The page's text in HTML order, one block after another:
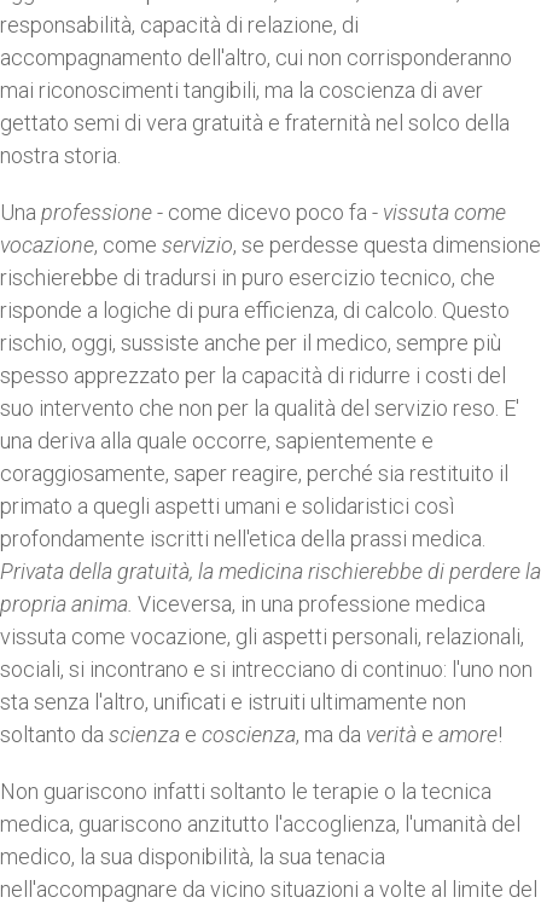
responsabilità, capacità di relazione, di
accompagnamento dell'altro, cui non corrisponderanno
mai riconoscimenti tangibili, ma la coscienza di aver
gettato semi di vera gratuità e fraternità nel solco della
nostra storia.
Una professione- come dicevo poco fa - vissutacome
vocazione, come servizio, se perdesse questa dimensione
rischierebbe di tradursi in puro esercizio tecnico, che
risponde a logiche di pura efficienza, di calcolo. Questo
rischio, oggi, sussiste anche per il medico, sempre più
spesso apprezzato per la capacità di ridurre i costi del
suo intervento che non per la qualità del servizio reso. E'
una deriva alla quale occorre, sapientemente e
coraggiosamente, saper reagire, perché sia restituito il
primato a quegli aspetti umani e solidaristici così
profondamente iscritti nell'etica della prassi medica.
Privata della gratuità, la medicina rischierebbe di perdere la
propria anima. Viceversa, in una professione medica
vissuta come vocazione, gli aspetti personali, relazionali,
sociali, si incontrano e si intrecciano di continuo: l'uno non
sta senza l'altro, unificati e istruiti ultimamente non
soltanto da scienza e coscienza, ma da verità e amore!
Non guariscono infatti soltanto le terapie o la tecnica
medica, guariscono anzitutto l'accoglienza, l'umanità del
medico, la sua disponibilità, la sua tenacia
nell'accompagnare da vicino situazioni a volte al limite del